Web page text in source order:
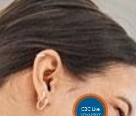
CBC Live
Une question?